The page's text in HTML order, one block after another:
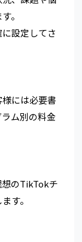
。
設定してさ
には必要書
ム別の料金
想のTikTokチ
す。